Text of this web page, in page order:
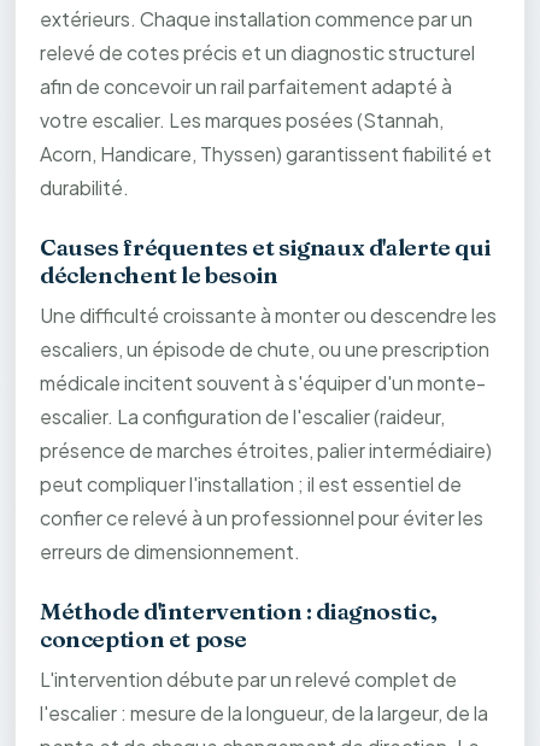
extérieurs. Chaque installation commence par un
relevé de cotes précis et un diagnostic structurel
afin de concevoir un rail parfaitement adapté à
votre escalier. Les marques posées (Stannah,
Acorn, Handicare, Thyssen) garantissent fiabilité et
durabilité.
Causes fréquentes et signaux d'alerte qui
déclenchent le besoin
Une difficulté croissante à monter ou descendre les
escaliers, un épisode de chute, ou une prescription
médicale incitent souvent à s'équiper d'un monte-
escalier. La configuration de l'escalier (raideur,
présence de marches étroites, palier intermédiaire)
peut compliquer l'installation ; il est essentiel de
confier ce relevé à un professionnel pour éviter les
erreurs de dimensionnement.
Méthode d'intervention : diagnostic,
conception et pose
L'intervention débute par un relevé complet de
l'escalier : mesure de la longueur, de la largeur, de la